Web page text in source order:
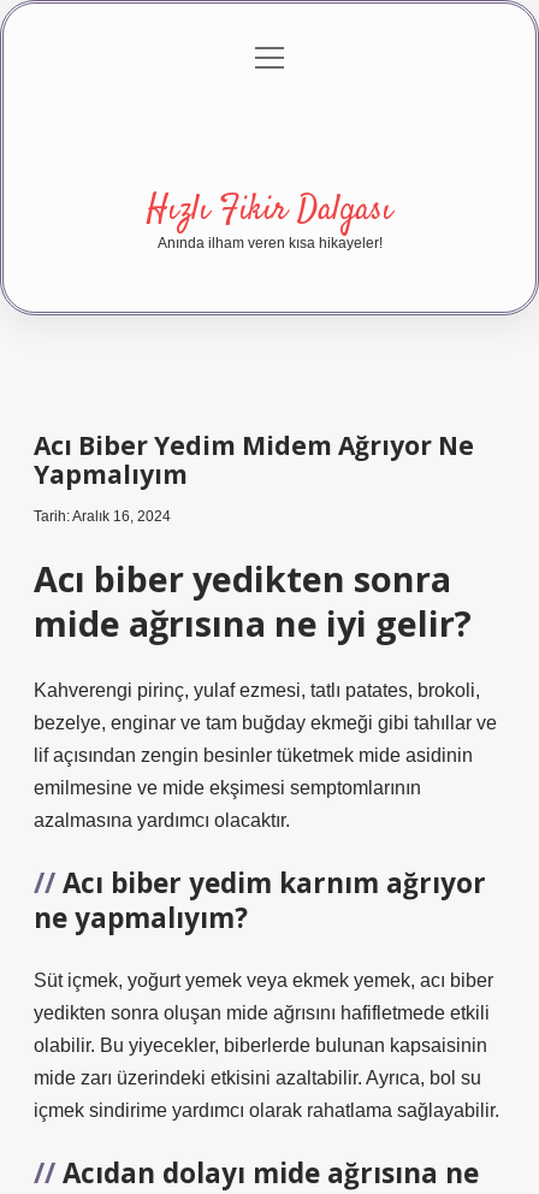
Gizlilik Politikası
menüyü
Hızlı Fikir Dalgası
Anında ilham veren kısa hikayeler!
Acı Biber Yedim Midem Ağrıyor Ne
Yapmalıyım
Tarih: Aralık 16, 2024
Acı biber yedikten sonra
mide ağrısına ne iyi gelir?
Kahverengi pirinç, yulaf ezmesi, tatlı patates, brokoli,
bezelye, enginar ve tam buğday ekmeği gibi tahıllar ve
lif açısından zengin besinler tüketmek mide asidinin
emilmesine ve mide ekşimesi semptomlarının
azalmasına yardımcı olacaktır.
Acı biber yedim karnım ağrıyor
ne yapmalıyım?
Süt içmek, yoğurt yemek veya ekmek yemek, acı biber
yedikten sonra oluşan mide ağrısını hafifletmede etkili
olabilir. Bu yiyecekler, biberlerde bulunan kapsaisinin
mide zarı üzerindeki etkisini azaltabilir. Ayrıca, bol su
içmek sindirime yardımcı olarak rahatlama sağlayabilir.
Acıdan dolayı mide ağrısına ne